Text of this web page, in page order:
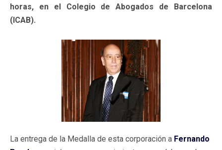
horas, en el Colegio de Abogados de Barcelona
(ICAB).
La entrega de la Medalla de esta corporación a Fernando